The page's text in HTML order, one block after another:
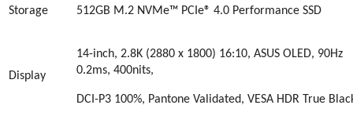
Storage 512GB M.2 NVMe™ PCIe® 4.0 Performance SSD
Display
14-inch, 2.8K (2880 x 1800) 16:10, ASUS OLED, 90Hz
0.2ms, 400nits,
DCI-P3 100%, Pantone Validated, VESA HDR True